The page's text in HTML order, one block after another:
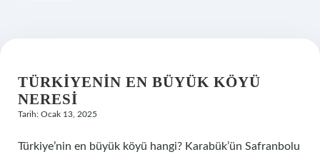
TÜRKIYENIN EN BÜYÜK KÖYÜ
NERESI
Tarih: Ocak 13, 2025
Türkiye’nin en büyük köyü hangi? Karabük’ün Safranbolu